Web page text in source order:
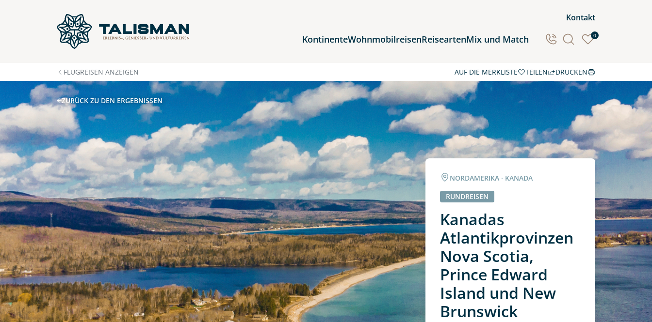
Kontakt
KontinenteWohnmobilreisenReiseartenMix und Match 0
Afrika
Asien
Europa
Nordamerika
Ozeanien
Südamerika
FLUGREISEN ANZEIGEN AUF DIE MERKLISTE TEILEN DRUCKEN
ZURÜCK ZU DEN ERGEBNISSEN
NORDAMERIKA · KANADA
RUNDREISEN
Kanadas
Atlantikprovinzen
Nova Scotia,
Prince Edward
Island und New
Brunswick